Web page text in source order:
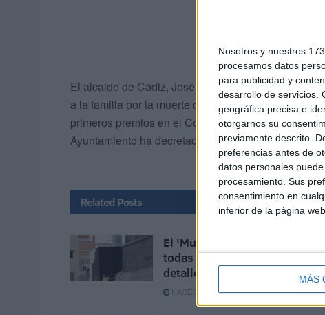
Nosotros y nuestros
procesamos datos
para publicidad y
desarrollo de servicios.
geográfica precisa e
otorgarnos su
previamente descrito.
preferencias antes de
datos personales
procesamiento. Sus
consentimiento en
inferior de la página web.
MÁS
El alcalde de Cádiz, José María González, ha
a la familia por la muerte del importante autor
primeros premios en el Concurso Oficial de
Ayuntamiento ha decretado un día de luto oficial.
Related Posts
El 'Murube' se pone a punto:
todas las obras previstas, al
detalle
HACE 32 MINUTOS